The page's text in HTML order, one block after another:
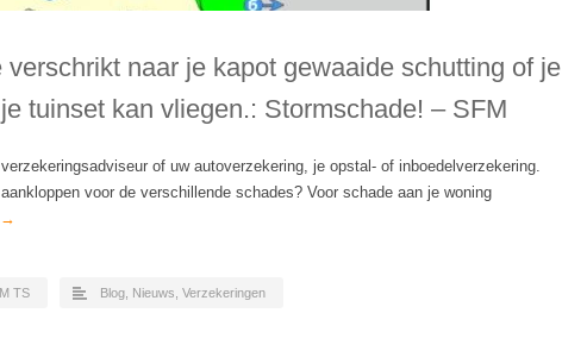
verschrikt naar je kapot gewaaide schutting of je
tuinset kan vliegen.: Stormschade! – SFM
of uw autoverzekering, je opstal- of inboedelverzekering.
voor de verschillende schades? Voor schade aan je woning
→
M TS Blog Nieuws Verzekeringen